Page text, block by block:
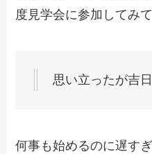
度見学会に参加してみ
思い立ったが吉
何事も始めるのに遅す